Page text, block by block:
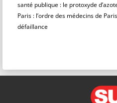
santé publique : le protoxyde
Paris : l’ordre des médecins de
défaillance